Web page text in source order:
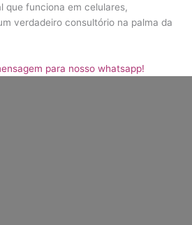
que funciona em celulares,
verdadeiro consultório na palma da
para nosso whatsapp!